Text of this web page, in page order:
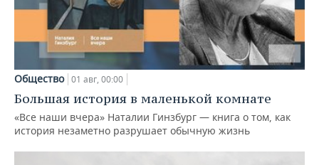
Общество 01 авг, 00:00
Большая история в маленькой комнате
«Все наши вчера» Наталии Гинзбург — книга о том, как
история незаметно разрушает обычную жизнь